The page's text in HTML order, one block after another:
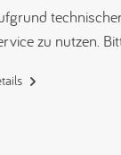
zu nutzen.
:"[error/